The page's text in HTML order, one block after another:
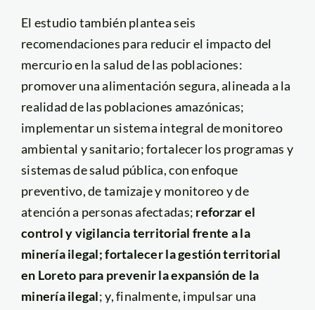
El estudio también plantea seis
recomendaciones para reducir el impacto del
mercurio en la salud de las poblaciones:
promover una alimentación segura, alineada a la
realidad de las poblaciones amazónicas;
implementar un sistema integral de monitoreo
ambiental y sanitario; fortalecer los programas y
sistemas de salud pública, con enfoque
preventivo, de tamizaje y monitoreo y de
atención a personas afectadas; reforzar el
control y vigilancia territorial frente a la
minería ilegal; fortalecer la gestión territorial
en Loreto para prevenir la expansión de la
minería ilegal; y, finalmente, impulsar una